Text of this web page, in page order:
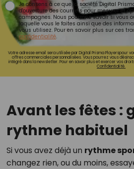
Je consens à ce que la société Digital
d'ouverture des courriels pour mesurer et
campagnes. Nous pourrons savoir si vous
laquelle vous le faites ainsi que des
vous utilisez. Pour en savoir plus sur ces
confidentialité.
Votre adresse email sera utilisée par Digital Prisma Playerspour
offres commerciales personnalisées. Vous pourrez vous
intégré dans la newsletter. Pour en savoir plus et exercer vos
Confidentialité.
Avant les fêtes :
rythme habituel
Si vous avez déjà un rythme
changez rien, ou du moins,